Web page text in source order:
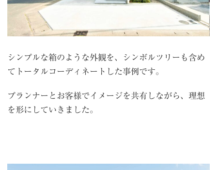
シンプルな箱のような外観を、シンボルツリーも含め
てトータルコーディネートした事例です。
プランナーとお客様でイメージを共有しながら、理想
を形にしていきました。